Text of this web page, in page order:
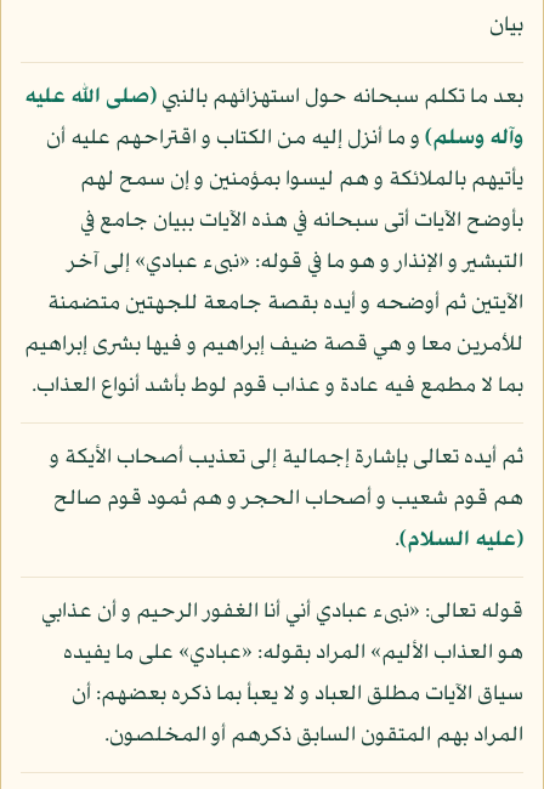
بيان
بعد ما تكلم سبحانه حول استهزائهم بالنبي(صلى الله عليه
وآله وسلم)و ما أنزل إليه من الكتاب و اقتراحهم عليه أن
يأتيهم بالملائكة و هم ليسوا بمؤمنين و إن سمح لهم
بأوضح الآيات أتى سبحانه في هذه الآيات ببيان جامع في
التبشير و الإنذار و هو ما في قوله: «نبىء عبادي» إلى آخر
الآيتين ثم أوضحه و أيده بقصة جامعة للجهتين متضمنة
للأمرين معا و هي قصة ضيف إبراهيم و فيها بشرى إبراهيم
بما لا مطمع فيه عادة و عذاب قوم لوط بأشد أنواع العذاب.
ثم أيده تعالى بإشارة إجمالية إلى تعذيب أصحاب الأيكة و
هم قوم شعيب و أصحاب الحجر و هم ثمود قوم صالح
(عليه السلام).
قوله تعالى: «نبىء عبادي أني أنا الغفور الرحيم و أن عذابي
هو العذاب الأليم» المراد بقوله: «عبادي» على ما يفيده
سياق الآيات مطلق العباد و لا يعبأ بما ذكره بعضهم: أن
المراد بهم المتقون السابق ذكرهم أو المخلصون.